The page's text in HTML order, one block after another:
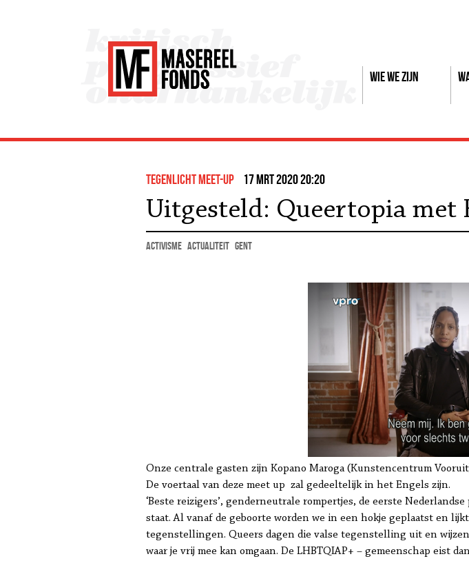
Wie we zijn
Tegenlicht Meet-up 17 mrt 2020 20:20
Uitgesteld: Queertopia met
activisme actualiteit Gent
Onze centrale gasten zijn Kopano Maroga (Kunstencentrum
De voertaal van deze meet up zal gedeeltelijk in het Engels zijn.
‘Beste reizigers’, genderneutrale rompertjes, de eerste Nederlandse
staat. Al vanaf de geboorte worden we in een hokje geplaatst en
tegenstellingen. Queers dagen die valse tegenstelling uit en
waar je vrij mee kan omgaan. De LHBTQIAP+ – gemeenschap eist